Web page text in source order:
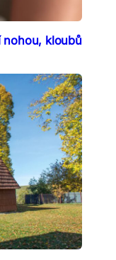
nohou, kloubů